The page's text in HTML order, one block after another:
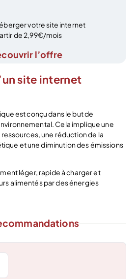
votre site internet
de 2,99€/mois
l’offre
site internet
est conçu dans le but de
Cela implique une
une réduction de la
et une diminution des émissions
léger, rapide à charger et
alimentés par des énergies